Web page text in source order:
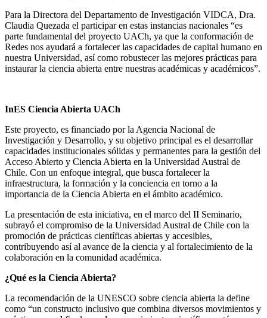
Para la Directora del Departamento de Investigación VIDCA, Dra.
Claudia Quezada el participar en estas instancias nacionales “es
parte fundamental del proyecto UACh, ya que la conformación de
Redes nos ayudará a fortalecer las capacidades de capital humano en
nuestra Universidad, así como robustecer las mejores prácticas para
instaurar la ciencia abierta entre nuestras académicas y académicos”.
InES Ciencia Abierta UACh
Este proyecto, es financiado por la Agencia Nacional de
Investigación y Desarrollo, y su objetivo principal es el desarrollar
capacidades institucionales sólidas y permanentes para la gestión del
Acceso Abierto y Ciencia Abierta en la Universidad Austral de
Chile. Con un enfoque integral, que busca fortalecer la
infraestructura, la formación y la conciencia en torno a la
importancia de la Ciencia Abierta en el ámbito académico.
La presentación de esta iniciativa, en el marco del II Seminario,
subrayó el compromiso de la Universidad Austral de Chile con la
promoción de prácticas científicas abiertas y accesibles,
contribuyendo así al avance de la ciencia y al fortalecimiento de la
colaboración en la comunidad académica.
¿Qué es la Ciencia Abierta?
La recomendación de la UNESCO sobre ciencia abierta la define
como “un constructo inclusivo que combina diversos movimientos y